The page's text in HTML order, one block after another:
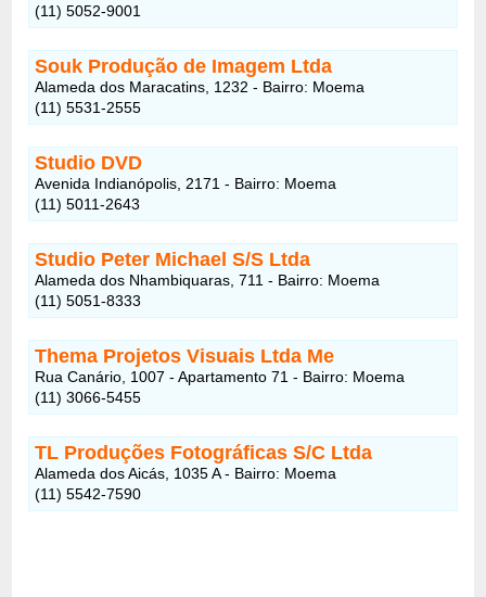
(11) 5052-9001
Souk Produção de Imagem Ltda
Alameda dos Maracatins, 1232 - Bairro: Moema
(11) 5531-2555
Studio DVD
Avenida Indianópolis, 2171 - Bairro: Moema
(11) 5011-2643
Studio Peter Michael S/S Ltda
Alameda dos Nhambiquaras, 711 - Bairro: Moema
(11) 5051-8333
Thema Projetos Visuais Ltda Me
Rua Canário, 1007 - Apartamento 71 - Bairro: Moema
(11) 3066-5455
TL Produções Fotográficas S/C Ltda
Alameda dos Aicás, 1035 A - Bairro: Moema
(11) 5542-7590